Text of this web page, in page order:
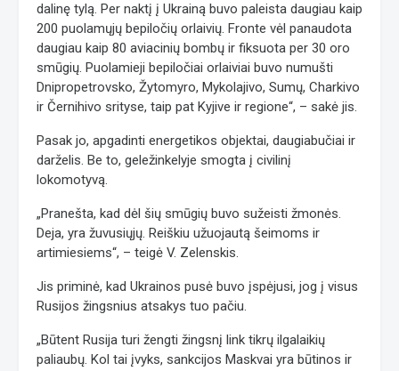
dalinę tylą. Per naktį į Ukrainą buvo paleista daugiau kaip
200 puolamųjų bepiločių orlaivių. Fronte vėl panaudota
daugiau kaip 80 aviacinių bombų ir fiksuota per 30 oro
smūgių. Puolamieji bepiločiai orlaiviai buvo numušti
Dnipropetrovsko, Žytomyro, Mykolajivo, Sumų, Charkivo
ir Černihivo srityse, taip pat Kyjive ir regione“, – sakė jis.
Pasak jo, apgadinti energetikos objektai, daugiabučiai ir
darželis. Be to, geležinkelyje smogta į civilinį
lokomotyvą.
„Pranešta, kad dėl šių smūgių buvo sužeisti žmonės.
Deja, yra žuvusiųjų. Reiškiu užuojautą šeimoms ir
artimiesiems“, – teigė V. Zelenskis.
Jis priminė, kad Ukrainos pusė buvo įspėjusi, jog į visus
Rusijos žingsnius atsakys tuo pačiu.
„Būtent Rusija turi žengti žingsnį link tikrų ilgalaikių
paliaubų. Kol tai įvyks, sankcijos Maskvai yra būtinos ir